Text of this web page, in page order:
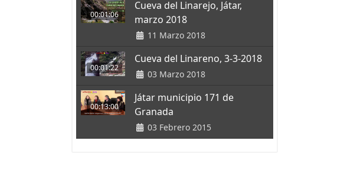
00:01:06
Cueva del Linarejo, Játar,
marzo 2018
11 Marzo 2018
00:01:22
Cueva del Linareno, 3-3-2018
03 Marzo 2018
00:13:00
Játar municipio 171 de
Granada
03 Febrero 2015